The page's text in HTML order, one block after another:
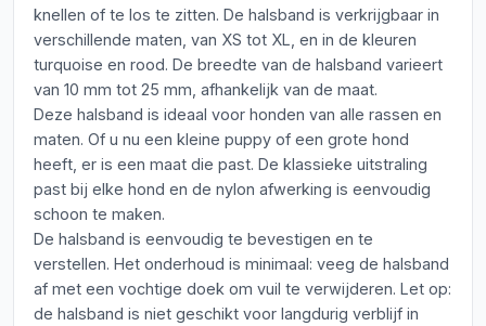
knellen of te los te zitten. De halsband is verkrijgbaar in
verschillende maten, van XS tot XL, en in de kleuren
turquoise en rood. De breedte van de halsband varieert
van 10 mm tot 25 mm, afhankelijk van de maat.
Deze halsband is ideaal voor honden van alle rassen en
maten. Of u nu een kleine puppy of een grote hond
heeft, er is een maat die past. De klassieke uitstraling
past bij elke hond en de nylon afwerking is eenvoudig
schoon te maken.
De halsband is eenvoudig te bevestigen en te
verstellen. Het onderhoud is minimaal: veeg de halsband
af met een vochtige doek om vuil te verwijderen. Let op:
de halsband is niet geschikt voor langdurig verblijf in